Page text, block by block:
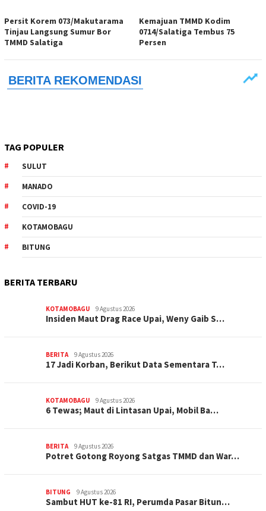
Persit Korem 073/Makutarama
Tinjau Langsung Sumur Bor
TMMD Salatiga
Kemajuan TMMD Kodim
0714/Salatiga Tembus 75
Persen
TAG POPULER
SULUT
MANADO
COVID-19
KOTAMOBAGU
BITUNG
BERITA TERBARU
KOTAMOBAGU 9 Agustus 2026
Insiden Maut Drag Race Upai, Weny Gaib S…
BERITA 9 Agustus 2026
17 Jadi Korban, Berikut Data Sementara T…
KOTAMOBAGU 9 Agustus 2026
6 Tewas; Maut di Lintasan Upai, Mobil Ba…
BERITA 9 Agustus 2026
Potret Gotong Royong Satgas TMMD dan War…
BITUNG 9 Agustus 2026
Sambut HUT ke-81 RI, Perumda Pasar Bitun…